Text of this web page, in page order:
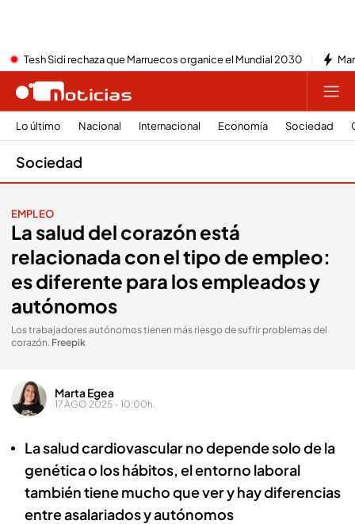
Tesh Sidi rechaza que Marruecos organice el Mundial 2030
Lo último Nacional Internacional Economía Sociedad
Sociedad
EMPLEO
La salud del corazón está
relacionada con el tipo de empleo:
es diferente para los empleados y
autónomos
Los trabajadores autónomos tienen más riesgo de sufrir problemas del
corazón. Freepik
Marta Egea
17 AGO 2025 - 10:00h.
La salud cardiovascular no depende solo de la
genética o los hábitos, el entorno laboral
también tiene mucho que ver y hay diferencias
entre asalariados y autónomos